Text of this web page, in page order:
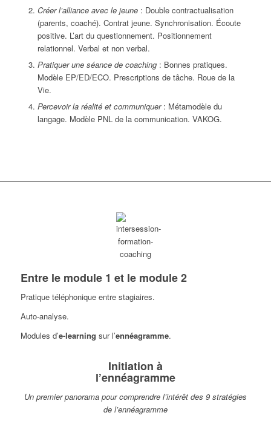
Créer l’alliance avec le jeune: Double contractualisation
(parents, coaché). Contrat jeune. Synchronisation. Écoute
positive. L’art du questionnement. Positionnement
relationnel. Verbal et non verbal.
Pratiquer une séance de coaching: Bonnes pratiques.
Modèle EP/ED/ECO. Prescriptions de tâche. Roue de la
Vie.
Percevoir la réalité et communiquer: Métamodèle du
langage. Modèle PNL de la communication. VAKOG.
Entre le module 1 et le module 2
Pratique téléphonique entre stagiaires.
Auto-analyse.
Modules d’e-learning sur l’ennéagramme.
Initiation à
l’ennéagramme
Un premier panorama pour comprendre l’intérêt des 9 stratégies
de l’ennéagramme